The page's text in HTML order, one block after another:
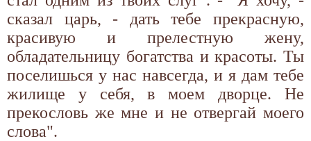
сказал царь, - дать тебе прекрасную,
красивую и прелестную жену,
обладательницу богатства и красоты. Ты
поселишься у нас навсегда, и я дам тебе
жилище у себя, в моем дворце. Не
прекословь же мне и не отвергай моего
слова".